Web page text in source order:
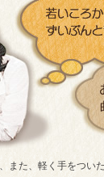
また、軽く手をつい